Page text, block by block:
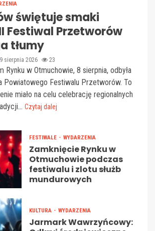
świętuje smaki
Festiwal Przetworów
tłumy
9 sierpnia 2026 23
Rynku w Otmuchowie, 8 sierpnia, odbyła
Powiatowego Festiwalu Przetworów. To
miało na celu celebrację regionalnych
Czytaj dalej
FESTIWALE WYDARZENIA
Zamknięcie Rynku w
Otmuchowie podczas
festiwalu i zlotu służb
mundurowych
KULTURA WYDARZENIA
Jarmark Wawrzyńcowy: